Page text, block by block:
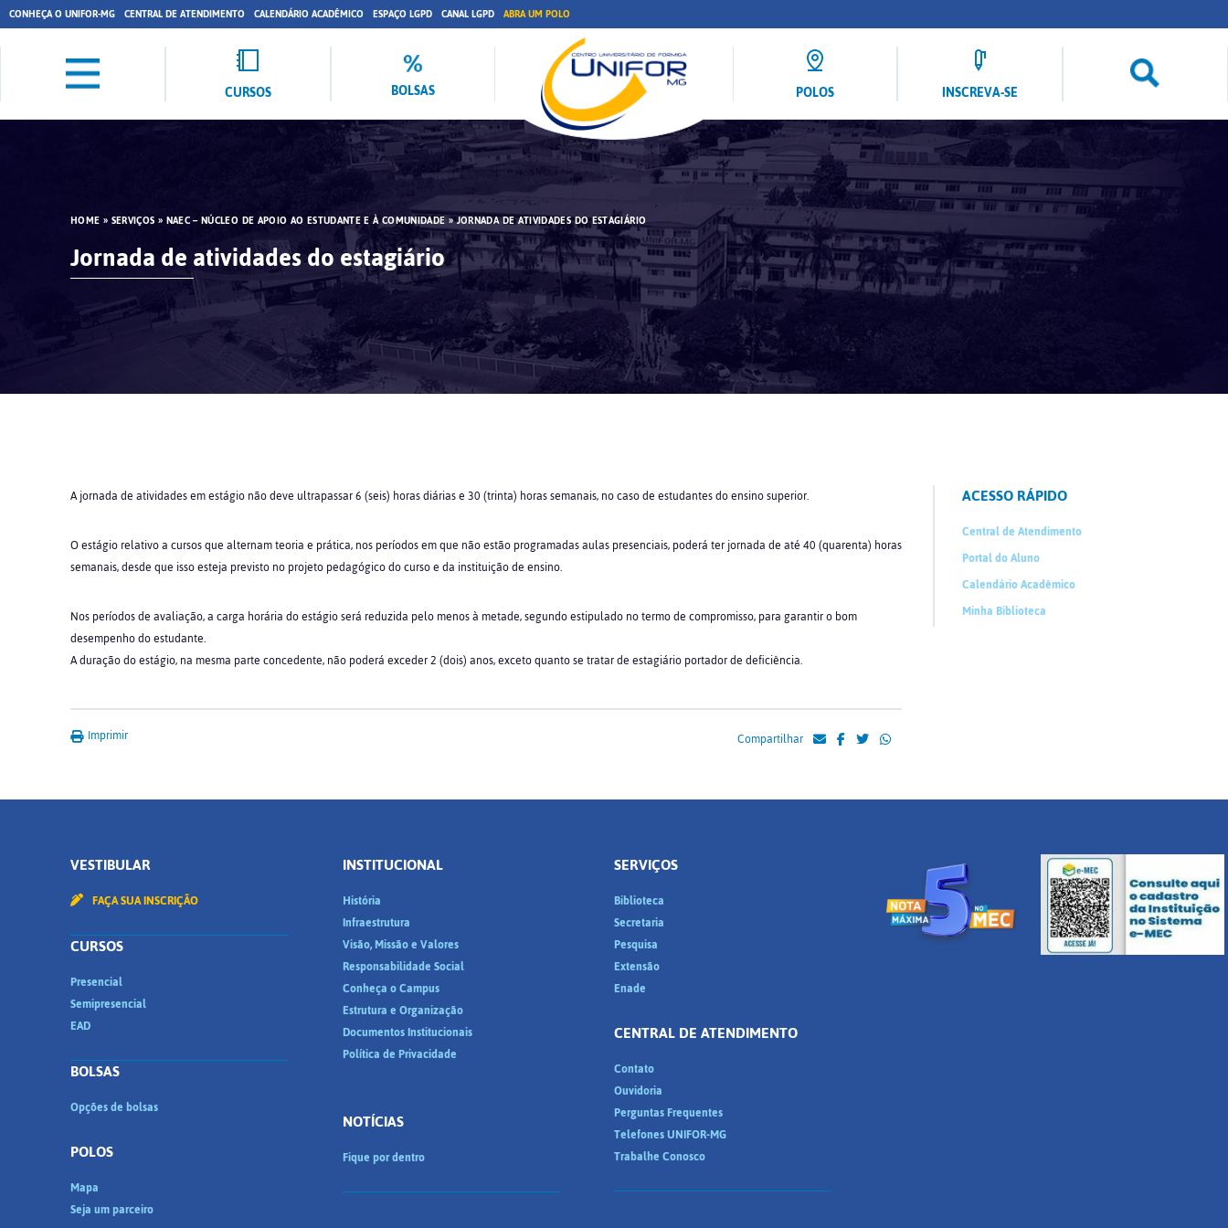
CONHEÇA O UNIFOR-MG CENTRAL DE ATENDIMENTO CALENDÁRIO ACADÊMICO ESPAÇO LGPD CANAL LGPD ABRA UM POLO
CURSOS BOLSAS POLOS INSCREVA-SE
HOME»SERVIÇOS»NAEC – NÚCLEO DE APOIO AO ESTUDANTE E À COMUNIDADE»JORNADA DE ATIVIDADES DO ESTAGIÁRIO
Jornada de atividades do estagiário
A jornada de atividades em estágio não deve ultrapassar 6 (seis) horas diárias e 30 (trinta) horas semanais, no caso de estudantes do ensino superior.
O estágio relativo a cursos que alternam teoria e prática, nos períodos em que não estão programadas aulas presenciais, poderá ter jornada de até 40 (quarenta) horas
semanais, desde que isso esteja previsto no projeto pedagógico do curso e da instituição de ensino.
Nos períodos de avaliação, a carga horária do estágio será reduzida pelo menos à metade, segundo estipulado no termo de compromisso, para garantir o bom
desempenho do estudante.
A duração do estágio, na mesma parte concedente, não poderá exceder 2 (dois) anos, exceto quanto se tratar de estagiário portador de deficiência.
Imprimir Compartilhar
ACESSO RÁPIDO
Central de Atendimento
Portal do Aluno
Calendário Acadêmico
Minha Biblioteca
VESTIBULAR
FAÇA SUA INSCRIÇÃO
CURSOS
Presencial
Semipresencial
EAD
BOLSAS
Opções de bolsas
POLOS
Mapa
Seja um parceiro
INSTITUCIONAL
História
Infraestrutura
Visão, Missão e Valores
Responsabilidade Social
Conheça o Campus
Estrutura e Organização
Documentos Institucionais
Política de Privacidade
NOTÍCIAS
Fique por dentro
SERVIÇOS
Biblioteca
Secretaria
Pesquisa
Extensão
Enade
CENTRAL DE ATENDIMENTO
Contato
Ouvidoria
Perguntas Frequentes
Telefones UNIFOR-MG
Trabalhe Conosco